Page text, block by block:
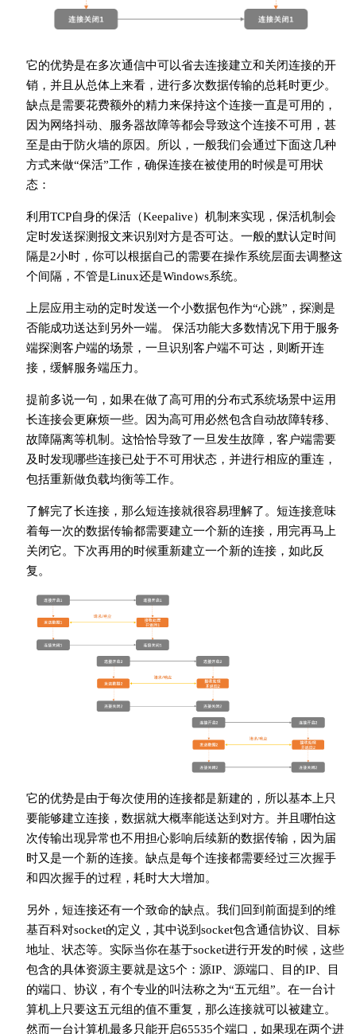
它的优势是在多次通信中可以省去连接建立和关闭连接的开
销，并且从总体上来看，进行多次数据传输的总耗时更少。
缺点是需要花费额外的精力来保持这个连接一直是可用的，
因为网络抖动、服务器故障等都会导致这个连接不可用，甚
至是由于防火墙的原因。所以，一般我们会通过下面这几种
方式来做“保活”工作，确保连接在被使用的时候是可用状
态：
利用TCP自身的保活（Keepalive）机制来实现，保活机制会
定时发送探测报文来识别对方是否可达。一般的默认定时间
隔是2小时，你可以根据自己的需要在操作系统层面去调整这
个间隔，不管是Linux还是Windows系统。
上层应用主动的定时发送一个小数据包作为“心跳”，探测是
否能成功送达到另外一端。 保活功能大多数情况下用于服务
端探测客户端的场景，一旦识别客户端不可达，则断开连
接，缓解服务端压力。
提前多说一句，如果在做了高可用的分布式系统场景中运用
长连接会更麻烦一些。因为高可用必然包含自动故障转移、
故障隔离等机制。这恰恰导致了一旦发生故障，客户端需要
及时发现哪些连接已处于不可用状态，并进行相应的重连，
包括重新做负载均衡等工作。
了解完了长连接，那么短连接就很容易理解了。短连接意味
着每一次的数据传输都需要建立一个新的连接，用完再马上
关闭它。下次再用的时候重新建立一个新的连接，如此反
复。
它的优势是由于每次使用的连接都是新建的，所以基本上只
要能够建立连接，数据就大概率能送达到对方。并且哪怕这
次传输出现异常也不用担心影响后续新的数据传输，因为届
时又是一个新的连接。缺点是每个连接都需要经过三次握手
和四次握手的过程，耗时大大增加。
另外，短连接还有一个致命的缺点。我们回到前面提到的维
基百科对socket的定义，其中说到socket包含通信协议、目标
地址、状态等。实际当你在基于socket进行开发的时候，这些
包含的具体资源主要就是这5个：源IP、源端口、目的IP、目
的端口、协议，有个专业的叫法称之为“五元组”。在一台计
算机上只要这五元组的值不重复，那么连接就可以被建立。
然而一台计算机最多只能开启65535个端口，如果现在两个进